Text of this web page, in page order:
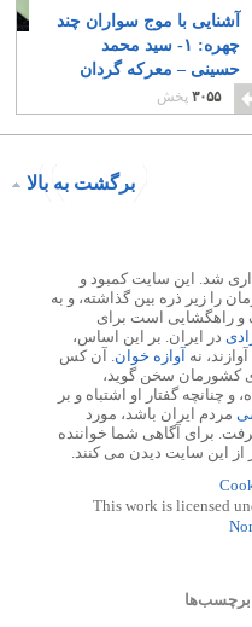
آشنایی با موج سواران چند
چهره: ۱- سید محمد
حسینی – معرکه گردان
دیروز، وپشت هم انداز
امروز
۹۱
۳۰۵۵ پخش
برگشت به بالا
۱۳ اسفند ۱۳۸۷ پایه گذاری شد. این سایت کمبود و
را زیر ذره بین گذاشته، و به
و راهگشایی است برای
در ایران. بر این اساس،
نه آوازه خوان. آن کس
کشورمان سخن گوید،
گفتار او اشتباه و بر
مردم ایران باشد، مورد
برای آگاهی شما خواننده
This work is licensed
برچسب‌ها